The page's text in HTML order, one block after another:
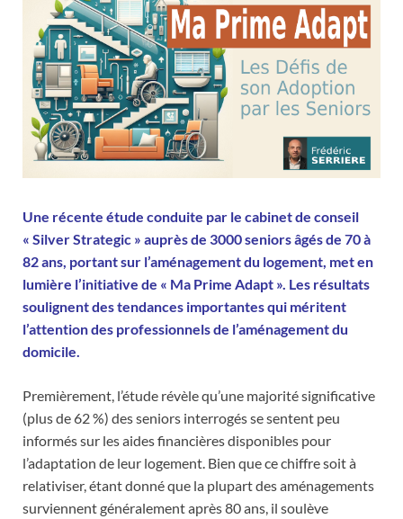
Une récente étude conduite par le cabinet de conseil
« Silver Strategic » auprès de 3000 seniors âgés de 70 à
82 ans, portant sur l’aménagement du logement, met en
lumière l’initiative de « Ma Prime Adapt ». Les résultats
soulignent des tendances importantes qui méritent
l’attention des professionnels de l’aménagement du
domicile.
Premièrement, l’étude révèle qu’une majorité significative
(plus de 62 %) des seniors interrogés se sentent peu
informés sur les aides financières disponibles pour
l’adaptation de leur logement. Bien que ce chiffre soit à
relativiser, étant donné que la plupart des aménagements
surviennent généralement après 80 ans, il soulève